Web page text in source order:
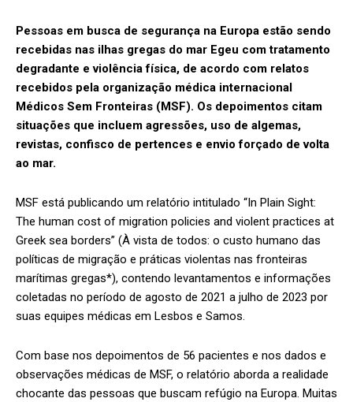
Pessoas em busca de segurança na Europa estão sendo
recebidas nas ilhas gregas do mar Egeu com tratamento
degradante e violência física, de acordo com relatos
recebidos pela organização médica internacional
Médicos Sem Fronteiras (MSF). Os depoimentos citam
situações que incluem agressões, uso de algemas,
revistas, confisco de pertences e envio forçado de volta
ao mar.
MSF está publicando um relatório intitulado “In Plain Sight:
The human cost of migration policies and violent practices at
Greek sea borders” (À vista de todos: o custo humano das
políticas de migração e práticas violentas nas fronteiras
marítimas gregas*), contendo levantamentos e informações
coletadas no período de agosto de 2021 a julho de 2023 por
suas equipes médicas em Lesbos e Samos.
Com base nos depoimentos de 56 pacientes e nos dados e
observações médicas de MSF, o relatório aborda a realidade
chocante das pessoas que buscam refúgio na Europa. Muitas